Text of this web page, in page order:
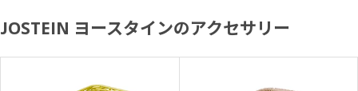
JOSTEIN ヨースタインのアクセサリー